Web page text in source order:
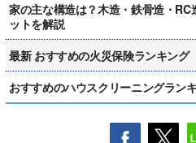
家の主な構造は？木造・鉄骨造・
ットを解説
最新 おすすめの火災保険ランキング
おすすめのハウスクリーニングラン